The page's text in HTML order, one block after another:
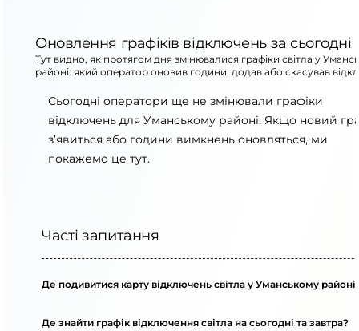
Оновлення графіків відключень за сьогодні
Тут видно, як протягом дня змінювалися графіки світла у
районі: який оператор оновив години, додав або скасував
Сьогодні оператори ще не змінювали графіки
відключень для Уманському районі. Якщо новий
з’явиться або години вимкнень оновляться, ми
покажемо це тут.
Часті запитання
Де подивитися карту відключень світла у Уманському
Де знайти графік відключення світла на сьогодні та завтра?